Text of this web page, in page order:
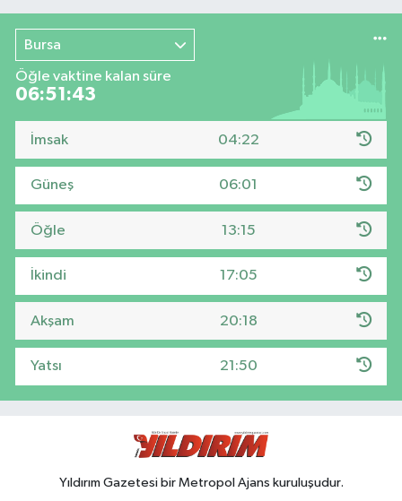
Bursa
Öğle vaktine kalan süre
06:51:42
İmsak 04:22
Güneş 06:01
Öğle 13:15
İkindi 17:05
Akşam 20:18
Yatsı 21:50
Yıldırım Gazetesi bir Metropol Ajans kuruluşudur.